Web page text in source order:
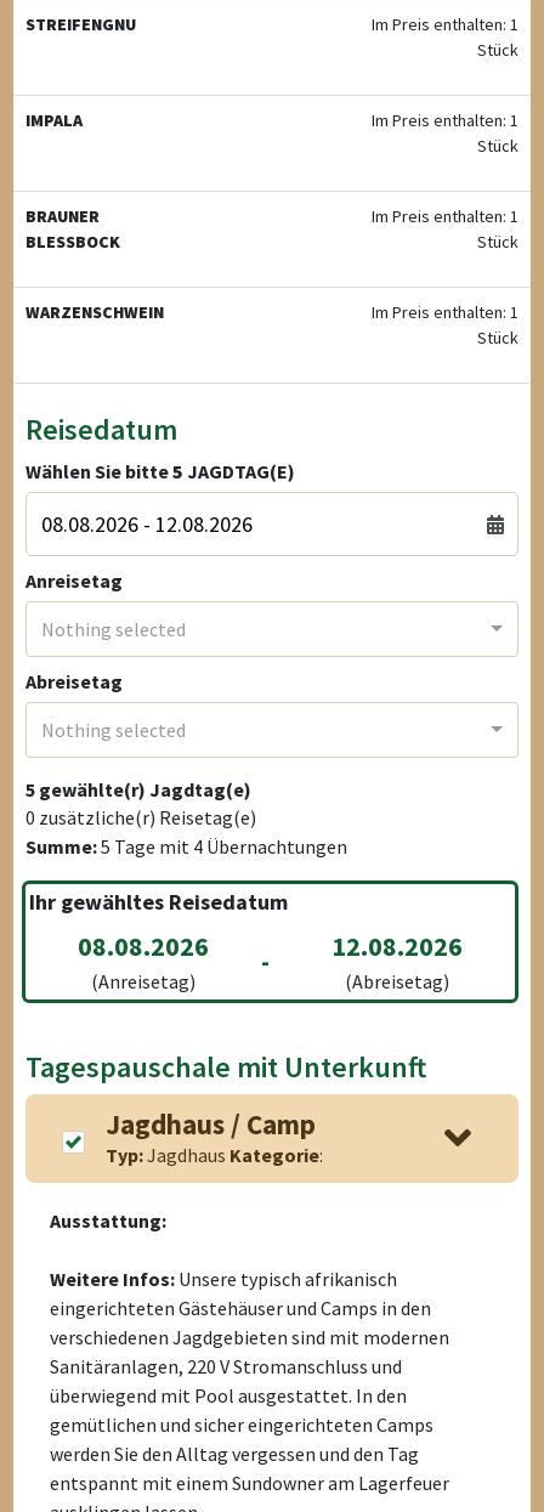
STREIFENGNU
Im Preis enthalten: 1
Stück
IMPALA
Im Preis enthalten: 1
Stück
BRAUNER
BLESSBOCK
Im Preis enthalten: 1
Stück
WARZENSCHWEIN
Im Preis enthalten: 1
Stück
Reisedatum
Wählen Sie bitte5 JAGDTAG(E)
Anreisetag
Nothing selected
Abreisetag
Nothing selected
5 gewählte(r) Jagdtag(e)
0 zusätzliche(r) Reisetag(e)
Summe:5 Tage mit 4 Übernachtungen
Ihr gewähltes Reisedatum
08.08.2026
(Anreisetag)
- 12.08.2026
(Abreisetag)
Tagespauschale mit Unterkunft
Jagdhaus / Camp
Typ:Jagdhaus Kategorie:
Ausstattung:
Weitere Infos: Unsere typisch afrikanisch
eingerichteten Gästehäuser und Camps in den
verschiedenen Jagdgebieten sind mit modernen
Sanitäranlagen, 220 V Stromanschluss und
überwiegend mit Pool ausgestattet. In den
gemütlichen und sicher eingerichteten Camps
werden Sie den Alltag vergessen und den Tag
entspannt mit einem Sundowner am Lagerfeuer